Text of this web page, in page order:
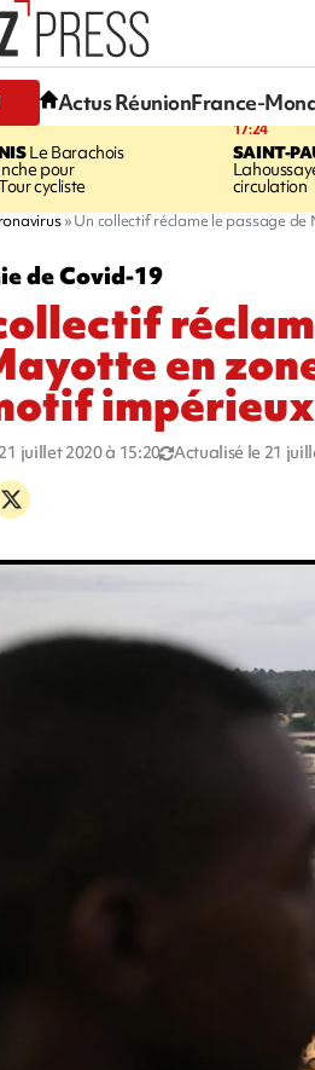
Actus RéunionFrance-
Le Barachois
pour
cycliste
17:24
SAINT-
circulation
Un collectif réclame le passage
de Covid-19
en
impérieux
juillet 2020 à 15:20 Actualisé le 21